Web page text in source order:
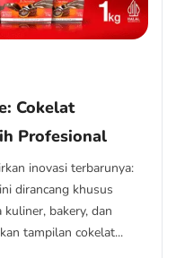
Cokelat
Profesional
inovasi terbarunya:
dirancang khusus
bakery, dan
tampilan cokelat...